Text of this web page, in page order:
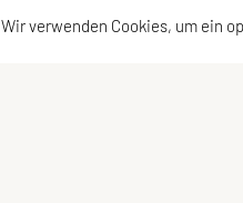
Wir verwenden Cookies, um ein